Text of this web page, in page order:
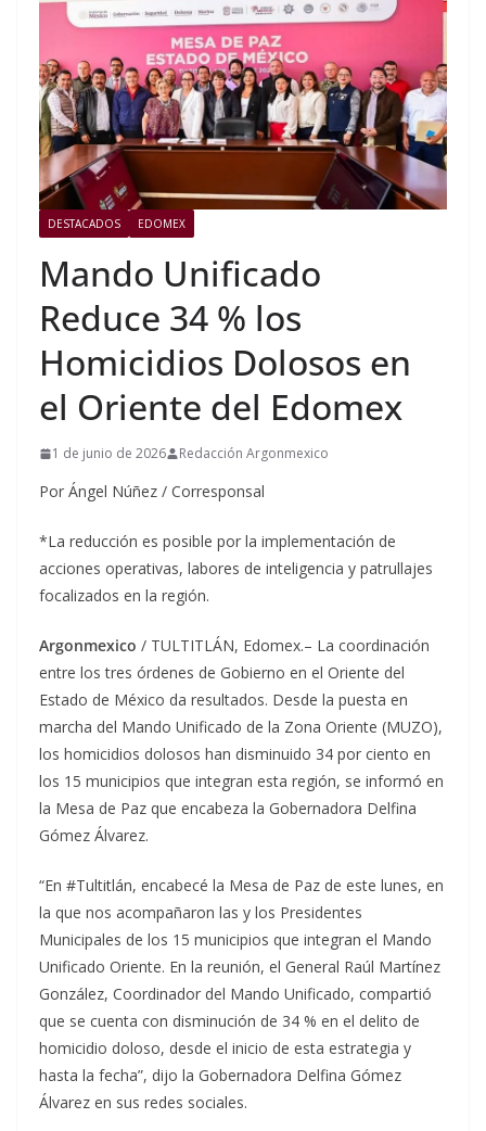
DESTACADOS EDOMEX
Mando Unificado
Reduce 34 % los
Homicidios Dolosos en
el Oriente del Edomex
1 de junio de 2026 Redacción Argonmexico
Por Ángel Núñez / Corresponsal
*La reducción es posible por la implementación de
acciones operativas, labores de inteligencia y patrullajes
focalizados en la región.
Argonmexico / TULTITLÁN, Edomex.– La coordinación
entre los tres órdenes de Gobierno en el Oriente del
Estado de México da resultados. Desde la puesta en
marcha del Mando Unificado de la Zona Oriente (MUZO),
los homicidios dolosos han disminuido 34 por ciento en
los 15 municipios que integran esta región, se informó en
la Mesa de Paz que encabeza la Gobernadora Delfina
Gómez Álvarez.
“En #Tultitlán, encabecé la Mesa de Paz de este lunes, en
la que nos acompañaron las y los Presidentes
Municipales de los 15 municipios que integran el Mando
Unificado Oriente. En la reunión, el General Raúl Martínez
González, Coordinador del Mando Unificado, compartió
que se cuenta con disminución de 34 % en el delito de
homicidio doloso, desde el inicio de esta estrategia y
hasta la fecha”, dijo la Gobernadora Delfina Gómez
Álvarez en sus redes sociales.